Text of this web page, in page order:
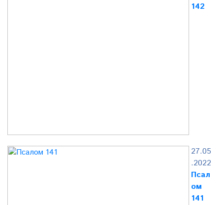
142
27.05
.2022
Псал
ом
141